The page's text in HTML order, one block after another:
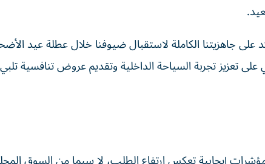
جاهزيتنا الكاملة لاستقبال ضيوفنا خلال عطلة عيد
تعزيز تجربة السياحة الداخلية وتقديم عروض تنافسية تلبي